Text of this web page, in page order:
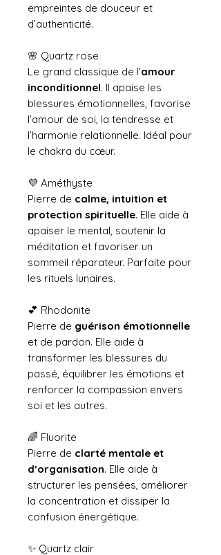
empreintes de douceur et
d’authenticité.
🌸 Quartz rose
Le grand classique de l’amour
inconditionnel. Il apaise les
blessures émotionnelles, favorise
l’amour de soi, la tendresse et
l’harmonie relationnelle. Idéal pour
le chakra du cœur.
💜 Améthyste
Pierre de calme, intuition et
protection spirituelle. Elle aide à
apaiser le mental, soutenir la
méditation et favoriser un
sommeil réparateur. Parfaite pour
les rituels lunaires.
💕 Rhodonite
Pierre de guérison émotionnelle
et de pardon. Elle aide à
transformer les blessures du
passé, équilibrer les émotions et
renforcer la compassion envers
soi et les autres.
🌈 Fluorite
Pierre de clarté mentale et
d’organisation. Elle aide à
structurer les pensées, améliorer
la concentration et dissiper la
confusion énergétique.
✨ Quartz clair